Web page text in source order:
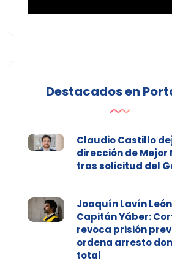
Destacados en
Claudio Castillo
dirección de Mejor
tras solicitud del
Joaquín Lavín
Capitán Yáber:
revoca prisión
ordena arresto
total